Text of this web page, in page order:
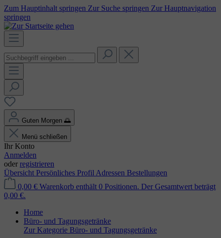
Zum Hauptinhalt springen Zur Suche springen Zur Hauptnavigation
springen
Guten Morgen 🌅
Menü schließen
Ihr Konto
Anmelden
oder registrieren
Übersicht Persönliches Profil Adressen Bestellungen
0,00 € Warenkorb enthält 0 Positionen. Der Gesamtwert beträgt
0,00 €.
Home
Büro- und Tagungsgetränke
Zur Kategorie Büro- und Tagungsgetränke